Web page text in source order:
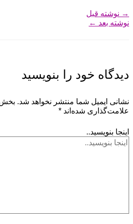
→ نوشته قبل
نوشته بعد ←
دیدگاه‌ خود را بنویسید
نشانی ایمیل شما منتشر نخواهد شد.
علامت‌گذاری شده‌اند *
اینجا بنویسید..